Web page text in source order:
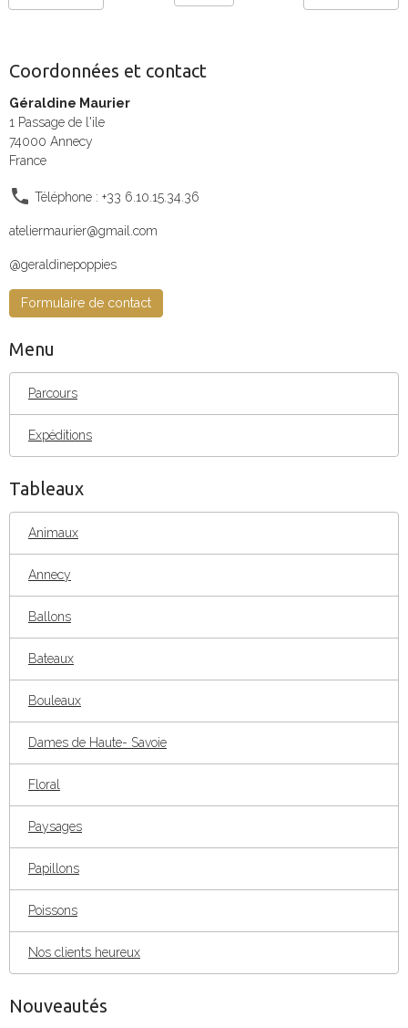
Coordonnées et contact
Géraldine Maurier
1 Passage de l'ile
74000 Annecy
France
Téléphone : +33 6.10.15.34.36
ateliermaurier@gmail.com
@geraldinepoppies
Formulaire de contact
Menu
Parcours
Expéditions
Tableaux
Animaux
Annecy
Ballons
Bateaux
Bouleaux
Dames de Haute- Savoie
Floral
Paysages
Papillons
Poissons
Nos clients heureux
Nouveautés